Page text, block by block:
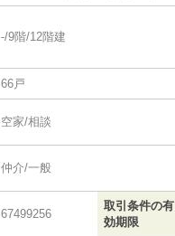
-/9階/12階建
66戸
空家/相談
仲介/一般
67499256
取引条件の有
効期限